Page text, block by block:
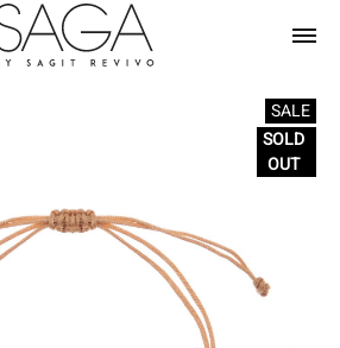
SALE
SOLD
OUT